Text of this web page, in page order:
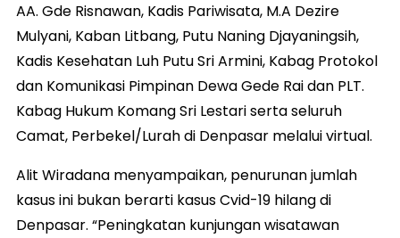
AA. Gde Risnawan, Kadis Pariwisata, M.A Dezire
Mulyani, Kaban Litbang, Putu Naning Djayaningsih,
Kadis Kesehatan Luh Putu Sri Armini, Kabag Protokol
dan Komunikasi Pimpinan Dewa Gede Rai dan PLT.
Kabag Hukum Komang Sri Lestari serta seluruh
Camat, Perbekel/Lurah di Denpasar melalui virtual.
Alit Wiradana menyampaikan, penurunan jumlah
kasus ini bukan berarti kasus Cvid-19 hilang di
Denpasar. “Peningkatan kunjungan wisatawan